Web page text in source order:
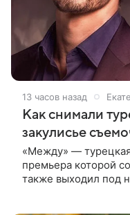
13 часов назад
Как снимали
закулисье
«Между» —
премьера которой
также выходил под